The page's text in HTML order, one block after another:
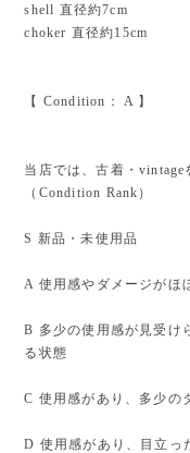
shell 直径約7cm
choker 直径約15cm
【 Condition： A 】
当店では、古着・vintage
（Condition Rank）
S 新品・未使用品
A 使用感やダメージがほ
B 多少の使用感が見受け
る状態
C 使用感があり、多少の
D 使用感があり、目立っ